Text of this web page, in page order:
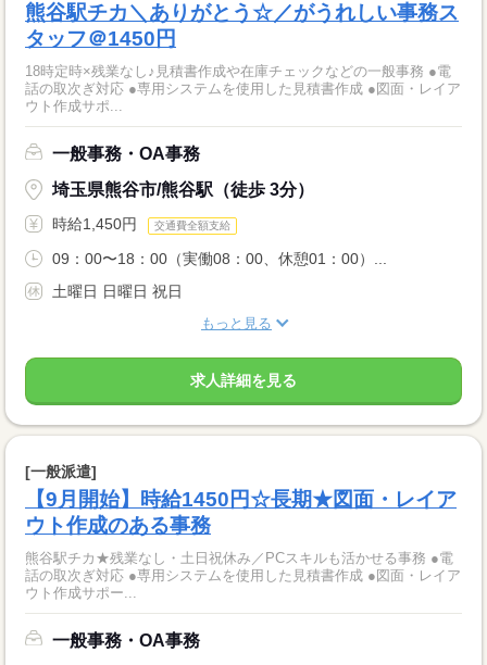
熊谷駅チカ＼ありがとう☆／がうれしい事務ス
タッフ＠1450円
18時定時×残業なし♪見積書作成や在庫チェックなどの一般事務 ●電
話の取次ぎ対応 ●専用システムを使用した見積書作成 ●図面・レイア
ウト作成サポ...
一般事務・OA事務
埼玉県熊谷市/熊谷駅（徒歩 3分）
時給1,450円 交通費全額支給
09：00〜18：00（実働08：00、休憩01：00）...
土曜日 日曜日 祝日
もっと見る
求人詳細を見る
[一般派遣]
【9月開始】時給1450円☆長期★図面・レイア
ウト作成のある事務
熊谷駅チカ★残業なし・土日祝休み／PCスキルも活かせる事務 ●電
話の取次ぎ対応 ●専用システムを使用した見積書作成 ●図面・レイア
ウト作成サポー...
一般事務・OA事務